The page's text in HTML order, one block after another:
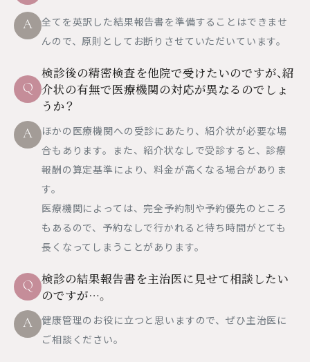
A
全てを英訳した結果報告書を準備することはできませ
んので、原則としてお断りさせていただいています。
Q
検診後の精密検査を他院で受けたいのですが、紹
介状の有無で医療機関の対応が異なるのでしょ
うか？
A
ほかの医療機関への受診にあたり、紹介状が必要な場
合もあります。また、紹介状なしで受診すると、診療
報酬の算定基準により、料金が高くなる場合がありま
す。
医療機関によっては、完全予約制や予約優先のところ
もあるので、予約なしで行かれると待ち時間がとても
長くなってしまうことがあります。
Q 検診の結果報告書を主治医に見せて相談したい
のですが…。
A
健康管理のお役に立つと思いますので、ぜひ主治医に
ご相談ください。